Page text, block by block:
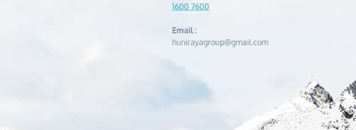
1600 7600
Email :
hunirayagroup@gmail.com